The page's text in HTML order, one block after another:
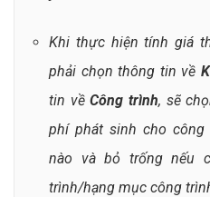
Khi thực hiện tính giá
phải chọn thông tin về
tin vềCông trình, sẽ
phí phát sinh cho
nào và bỏ trống nếu
trình/hạng mục công